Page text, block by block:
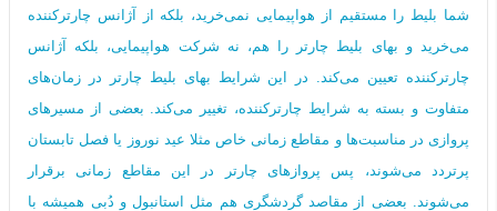
شما بلیط را مستقیم از هواپیمایی نمی‌خرید، بلکه از آژانس چارترکننده
می‌خرید و بهای بلیط چارتر را هم، نه شرکت هواپیمایی، بلکه آژانس
چارترکننده تعیین می‌کند. در این شرایط بهای بلیط چارتر در زمان‌های
متفاوت و بسته به شرایط چارترکننده، تغییر می‌کند. بعضی از مسیرهای
پروازی در مناسبت‌ها و مقاطع زمانی خاص مثلا عید نوروز یا فصل تابستان‌
پرتردد می‌شوند، پس پروازهای چارتر در این مقاطع زمانی برقرار
می‌شوند. بعضی از مقاصد گردشگری هم مثل استانبول و دُبی همیشه با